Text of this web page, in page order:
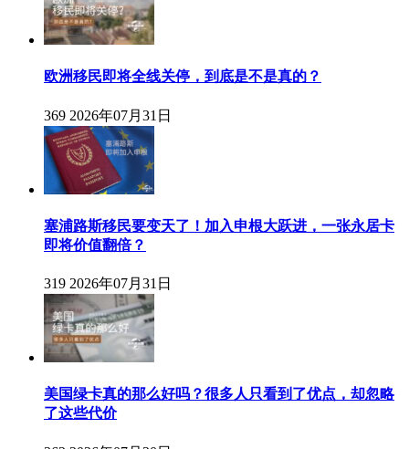
欧洲移民即将全线关停，到底是不是真的？
369 2026年07月31日
塞浦路斯移民要变天了！加入申根大跃进，一张永居卡
即将价值翻倍？
319 2026年07月31日
美国绿卡真的那么好吗？很多人只看到了优点，却忽略
了这些代价